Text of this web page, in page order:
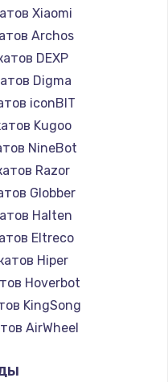
Xiaomi
Archos
DEXP
Digma
iconBIT
Kugoo
NineBot
Razor
Globber
Halten
Eltreco
Hiper
Hoverbot
KingSong
AirWheel
Hunter